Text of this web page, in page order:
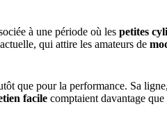
à une période où les petites
qui attire les amateurs de
que pour la performance. Sa
facile comptaient davantage que